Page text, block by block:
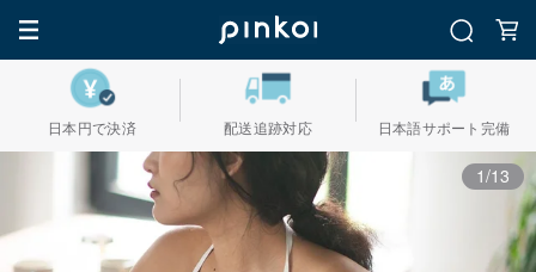
日本円で決済 配送追跡対応 日本語サポート完備
1/13